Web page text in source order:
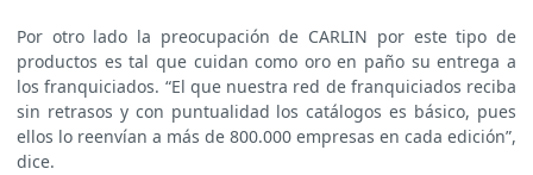
Por otro lado la preocupación de CARLIN por este tipo de
productos es tal que cuidan como oro en paño su entrega a
los franquiciados. “El que nuestra red de franquiciados reciba
sin retrasos y con puntualidad los catálogos es básico, pues
ellos lo reenvían a más de 800.000 empresas en cada edición”,
dice.